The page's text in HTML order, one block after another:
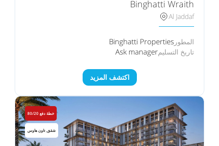
Binghatti Wraith
Al Jaddaf
المطور Binghatti Properties
تاريخ التسليمAsk manager
اكتشف المزيد
خطة دفع 80/20
شقق, تاون هاوس